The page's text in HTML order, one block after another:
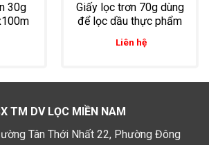
30g
Giấy lọc trơn 70g dùng
để lọc dầu thực phẩm
Liên hệ
TM DV LỌC MIỀN NAM
Tân Thới Nhất 22, Phường Đông